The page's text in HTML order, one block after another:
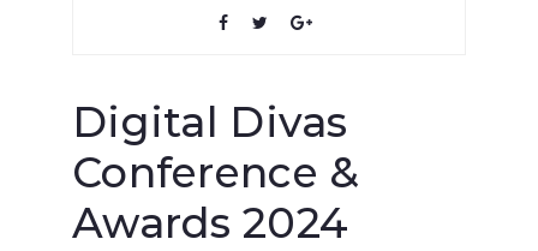
Digital Divas
Conference &
Awards 2024